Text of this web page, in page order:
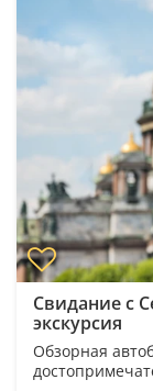
Свидание с
экскурсия
Обзорная